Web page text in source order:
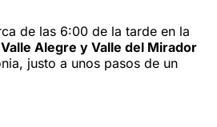
de las 6:00 de la tarde en la
Alegre y Valle del Mirador
justo a unos pasos de un